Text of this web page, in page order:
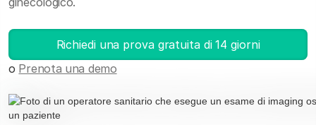
Richiedi una prova gratuita di 14 giorni
o Prenota una demo